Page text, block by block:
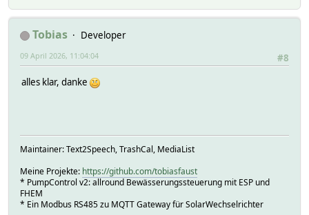
Tobias
Developer
#8
09 April 2026, 11:04:04
alles klar, danke
Maintainer: Text2Speech, TrashCal, MediaList
Meine Projekte: https://github.com/tobiasfaust
* PumpControl v2: allround Bewässerungssteuerung mit ESP und
FHEM
* Ein Modbus RS485 zu MQTT Gateway für SolarWechselrichter